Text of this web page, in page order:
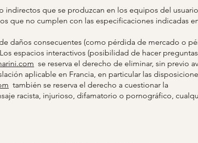
indirectos que se produzcan en los equipos del
que no cumplen con las especificaciones indicadas
daños consecuentes (como pérdida de mercado o
espacios interactivos (posibilidad de hacer
se reserva el derecho de eliminar, sin previo
aplicable en Francia, en particular las
también se reserva el derecho a cuestionar la
racista, injurioso, difamatorio o pornográfico,